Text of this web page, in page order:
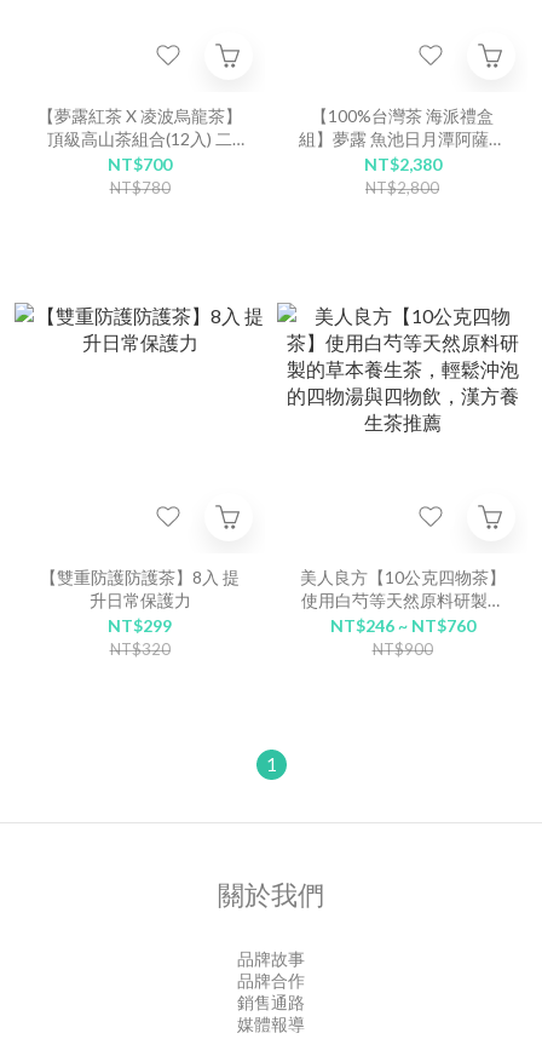
【夢露紅茶 X 凌波烏龍茶】
頂級高山茶組合(12入) 二
盒，喉韻悠長，口口回甘，
熱銷組合，值得您細細品
NT$700
NT$780
【100%台灣茶 海派禮盒
組】夢露 魚池日月潭阿薩姆
紅茶 80 入
NT$2,380
NT$2,800
【雙重防護防護茶】8入 提
升日常保護力
NT$299
NT$320
美人良方【10公克四物茶】
使用白芍等天然原料研製的
草本養生茶，輕鬆沖泡的四
物湯與四物飲，漢方養生茶
NT$246 ~ NT$760
NT$900
1
關於我們
品牌故事
品牌合作
銷售通路
媒體報導